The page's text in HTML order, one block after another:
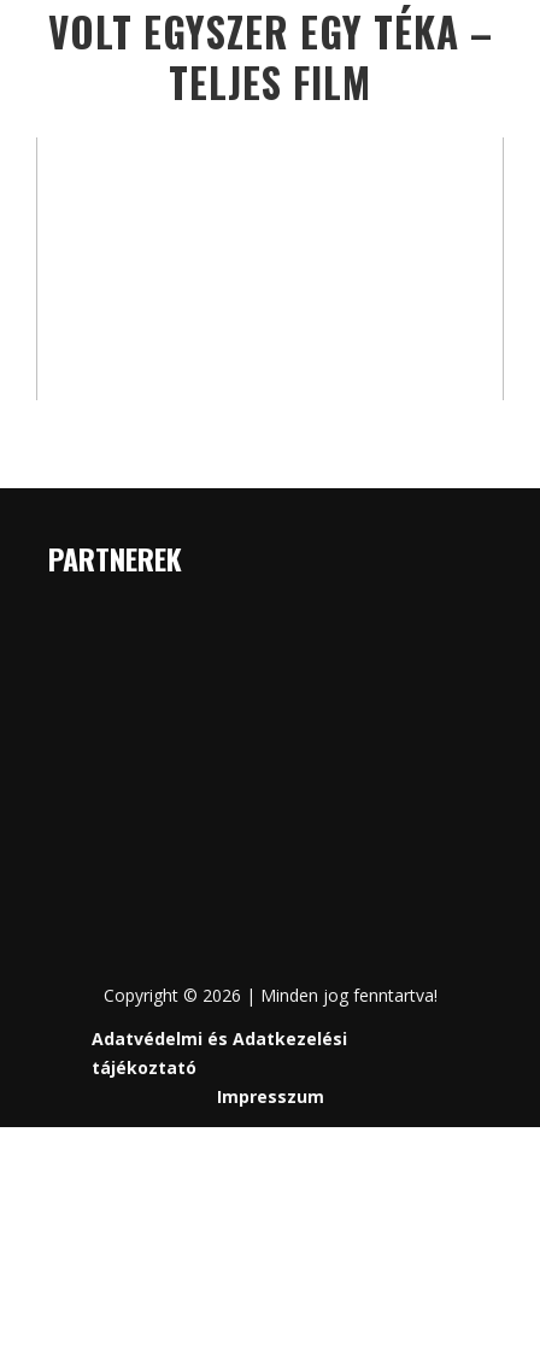
VOLT EGYSZER EGY TÉKA –
TELJES FILM
PARTNEREK
Copyright © 2026 | Minden jog fenntartva!
Adatvédelmi és Adatkezelési
tájékoztató
Impresszum